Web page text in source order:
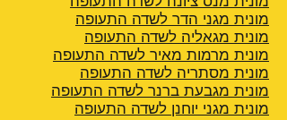
מונית מגני הדר לשדה התעופה
מונית מגאליה לשדה התעופה
מונית מרמות מאיר לשדה התעופה
מונית מסתריה לשדה התעופה
מונית מגבעת ברנר לשדה התעופה
מונית מגני יוחנן לשדה התעופה